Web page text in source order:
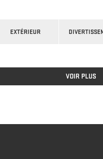
EXTÉRIEUR
VOIR PLUS